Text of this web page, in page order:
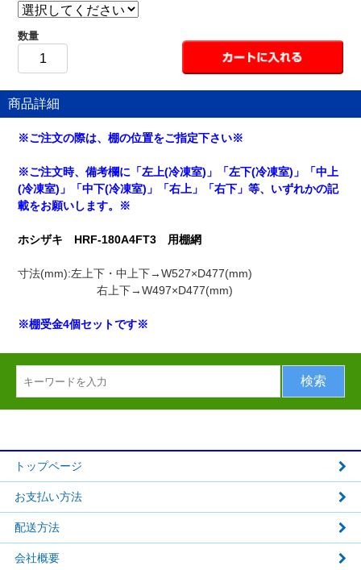
数量
商品詳細
※ご注文の際は、棚の位置をご指定下さい※
※ご注文時、備考欄に「左上(冷凍室)」「左下(冷凍室)」「中上
(冷凍室)」「中下(冷凍室)」「右上」「右下」等、いずれかの記
載をお願いします。※
ホシザキ HRF-180A4FT3 用棚網
寸法(mm):左上下・中上下→W527×D477(mm)
右上下→W497×D477(mm)
※棚受金4個セットです※
トップページ
お支払い方法
配送方法
会社概要